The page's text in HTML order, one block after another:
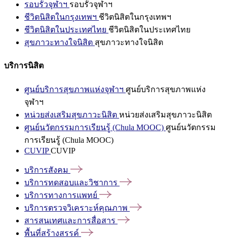
รอบรั้วจุฬาฯ รอบรั้วจุฬาฯ
ชีวิตนิสิตในกรุงเทพฯ ชีวิตนิสิตในกรุงเทพฯ
ชีวิตนิสิตในประเทศไทย ชีวิตนิสิตในประเทศไทย
สุขภาวะทางใจนิสิต สุขภาวะทางใจนิสิต
บริการนิสิต
ศูนย์บริการสุขภาพแห่งจุฬาฯ ศูนย์บริการสุขภาพแห่ง
จุฬาฯ
หน่วยส่งเสริมสุขภาวะนิสิต หน่วยส่งเสริมสุขภาวะนิสิต
ศูนย์นวัตกรรมการเรียนรู้ (Chula MOOC) ศูนย์นวัตกรรม
การเรียนรู้ (Chula MOOC)
CUVIPCUVIP
บริการสังคม
บริการทดสอบและวิชาการ
บริการทางการแพทย์
บริการตรวจวิเคราะห์คุณภาพ
สารสนเทศและการสื่อสาร
พื้นที่สร้างสรรค์